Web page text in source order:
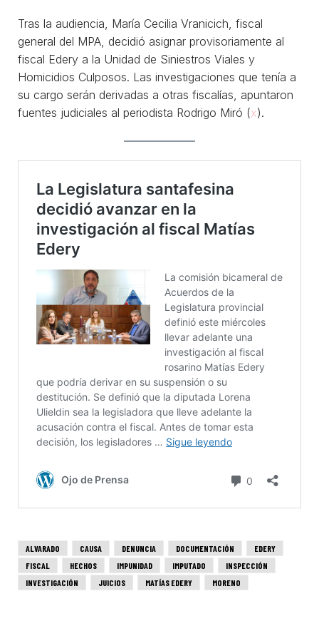
Tras la audiencia, María Cecilia Vranicich, fiscal
general del MPA, decidió asignar provisoriamente al
fiscal Edery a la Unidad de Siniestros Viales y
Homicidios Culposos. Las investigaciones que tenía a
su cargo serán derivadas a otras fiscalías, apuntaron
fuentes judiciales al periodista Rodrigo Miró (x).
ALVARADO CAUSA DENUNCIA DOCUMENTACIÓN
EDERY
FISCAL
HECHOS IMPUNIDAD IMPUTADO
INSPECCIÓN
INVESTIGACIÓN
JUICIOS MATÍAS EDERY
MORENO